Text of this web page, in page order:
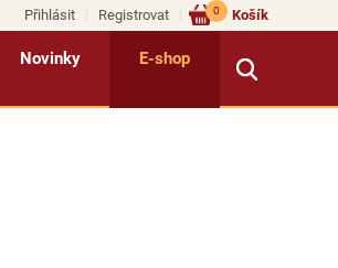
Přihlásit Registrovat Košík
0
Novinky E-shop